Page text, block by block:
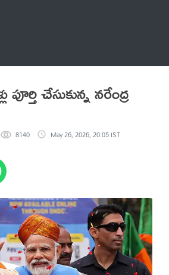
చేసుకున్న నరేంద్ర
8140 May 26, 2026, 20:05 IST